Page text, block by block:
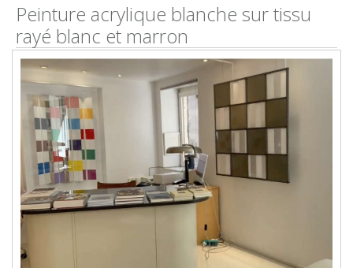
Peinture acrylique blanche sur tissu
rayé blanc et marron